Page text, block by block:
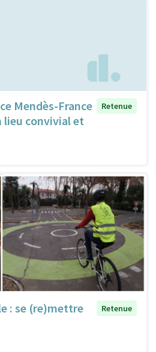
Mendès-France
lieu convivial et
Retenue
: se (re)mettre
Retenue